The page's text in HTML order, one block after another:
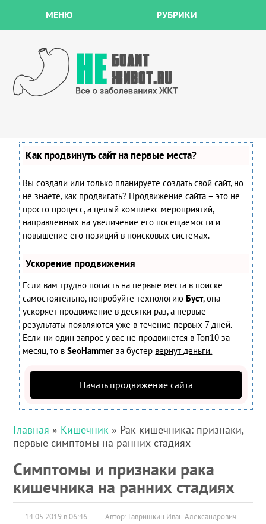
МЕНЮ РУБРИКИ
Как продвинуть сайт на первые места?
Вы создали или только планируете создать свой сайт, но
не знаете, как продвигать? Продвижение сайта – это не
просто процесс, а целый комплекс мероприятий,
направленных на увеличение его посещаемости и
повышение его позиций в поисковых системах.
Ускорение продвижения
Если вам трудно попасть на первые места в поиске
самостоятельно, попробуйте технологиюБуст, она
ускоряет продвижение в десятки раз, а первые
результаты появляются уже в течение первых 7 дней.
Если ни один запрос у вас не продвинется в Топ10 за
месяц, то вSeoHammerза бустер вернут деньги.
Начать продвижение сайта
Главная » Кишечник » Рак кишечника: признаки,
первые симптомы на ранних стадиях
Симптомы и признаки рака
кишечника на ранних стадиях
14.05.2019 в 06:46
Автор: Гавришкин Иван Александрович